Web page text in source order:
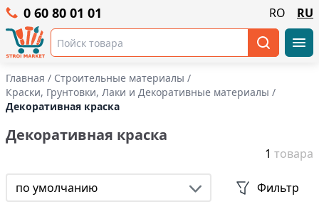
0 60 80 01 01 RO RU
Главная / Строительные материалы /
Краски, Грунтовки, Лаки и Декоративные материалы /
Декоративная краска
Декоративная краска
1 товара
по умолчанию Фильтр